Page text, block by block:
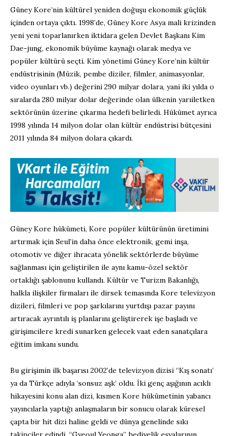
Güney Kore’nin kültürel yeniden doğuşu ekonomik güçlük
içinden ortaya çıktı. 1998’de, Güney Kore Asya mali krizinden
yeni yeni toparlanırken iktidara gelen Devlet Başkanı Kim
Dae-jung, ekonomik büyüme kaynağı olarak medya ve
popüler kültürü seçti. Kim yönetimi Güney Kore’nin kültür
endüstrisinin (Müzik, pembe diziler, filmler, animasyonlar,
video oyunları vb.) değerini 290 milyar dolara, yani iki yılda o
sıralarda 280 milyar dolar değerinde olan ülkenin yarıiletken
sektörünün üzerine çıkarma hedefi belirledi. Hükümet ayrıca
1998 yılında 14 milyon dolar olan kültür endüstrisi bütçesini
2011 yılında 84 milyon dolara çıkardı.
Güney Kore hükümeti, Kore popüler kültürünün üretimini
artırmak için Seul’in daha önce elektronik, gemi inşa,
otomotiv ve diğer ihracata yönelik sektörlerde büyüme
sağlanması için geliştirilen ile aynı kamu-özel sektör
ortaklığı şablonunu kullandı. Kültür ve Turizm Bakanlığı,
halkla ilişkiler firmaları ile dirsek temasında Kore televizyon
dizileri, filmleri ve pop şarkılarını yurtdışı pazar payını
artıracak ayrıntılı iş planlarını geliştirerek işe başladı ve
girişimcilere kredi sunarken gelecek vaat eden sanatçılara
eğitim imkanı sundu.
Bu girişimin ilk başarısı 2002’de televizyon dizisi “Kış sonatı’
ya da Türkçe adıyla ‘sonsuz aşk’ oldu. İki genç aşığının acıklı
hikayesini konu alan dizi, kısmen Kore hükümetinin yabancı
yayıncılarla yaptığı anlaşmaların bir sonucu olarak küresel
çapta bir hit dizi haline geldi ve dünya genelinde sıkı